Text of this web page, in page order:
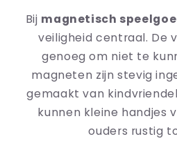
Bij magnetisch
veiligheid centraal. De
genoeg om niet te
magneten zijn stevig
gemaakt van
kunnen kleine handjes
ouders rustig